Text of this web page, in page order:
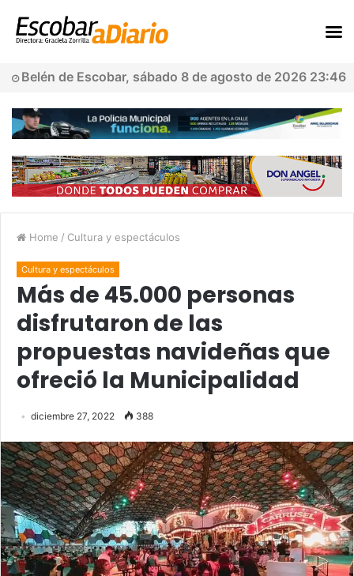
Belén de Escobar, sábado 8 de agosto de 2026 23:46
Home / Cultura y espectáculos
Cultura y espectáculos
Más de 45.000 personas
disfrutaron de las
propuestas navideñas que
ofreció la Municipalidad
diciembre 27, 2022 388